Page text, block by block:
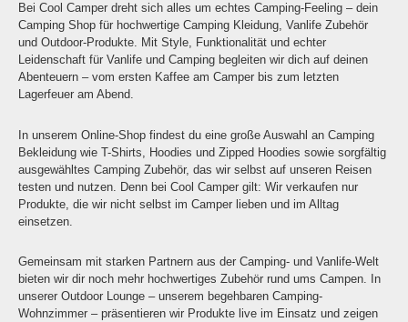
Bei Cool Camper dreht sich alles um echtes Camping-Feeling – dein
Camping Shop für hochwertige Camping Kleidung, Vanlife Zubehör
und Outdoor-Produkte. Mit Style, Funktionalität und echter
Leidenschaft für Vanlife und Camping begleiten wir dich auf deinen
Abenteuern – vom ersten Kaffee am Camper bis zum letzten
Lagerfeuer am Abend.
In unserem Online-Shop findest du eine große Auswahl an Camping
Bekleidung wie T-Shirts, Hoodies und Zipped Hoodies sowie sorgfältig
ausgewähltes Camping Zubehör, das wir selbst auf unseren Reisen
testen und nutzen. Denn bei Cool Camper gilt: Wir verkaufen nur
Produkte, die wir nicht selbst im Camper lieben und im Alltag
einsetzen.
Gemeinsam mit starken Partnern aus der Camping- und Vanlife-Welt
bieten wir dir noch mehr hochwertiges Zubehör rund ums Campen. In
unserer Outdoor Lounge – unserem begehbaren Camping-
Wohnzimmer – präsentieren wir Produkte live im Einsatz und zeigen